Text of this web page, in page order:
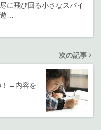
に飛び回る小さなスパイ
…
次の記事
！→内容を